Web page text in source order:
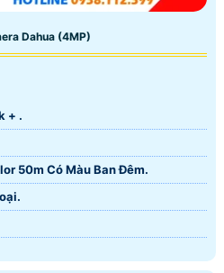
Dahua (4MP)
+ .
50m Có Màu Ban Ðêm.